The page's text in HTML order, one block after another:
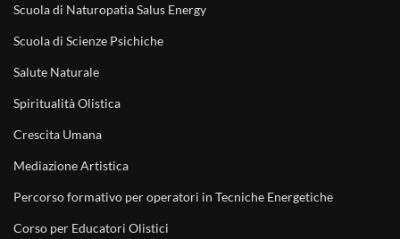
Scuola di Naturopatia Salus Energy
Scuola di Scienze Psichiche
Salute Naturale
Spiritualità Olistica
Crescita Umana
Mediazione Artistica
Percorso formativo per operatori in Tecniche Energetiche
Corso per Educatori Olistici